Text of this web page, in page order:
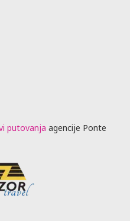
putovanja agencije Ponte